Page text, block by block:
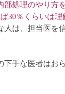
部処理のやり方
30％くらいは理
は、担当医を
手な医者はお